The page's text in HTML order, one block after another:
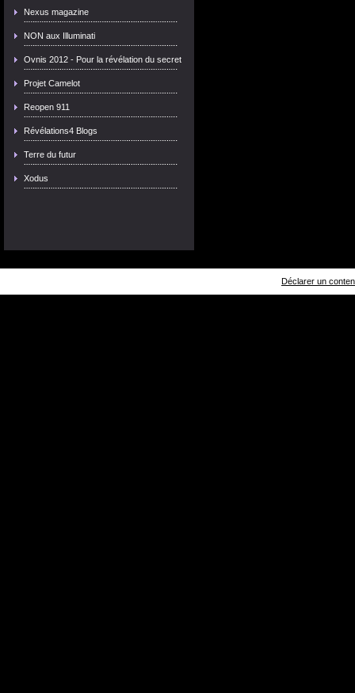
Nexus magazine
NON aux Illuminati
Ovnis 2012 - Pour la révélation du secret
Projet Camelot
Reopen 911
Révélations4 Blogs
Terre du futur
Xodus
Déclarer un